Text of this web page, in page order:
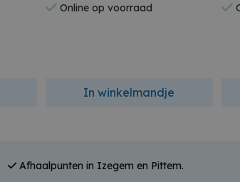
Online op voorraad
In winkelmandje
Afhaalpunten in Izegem en Pittem.